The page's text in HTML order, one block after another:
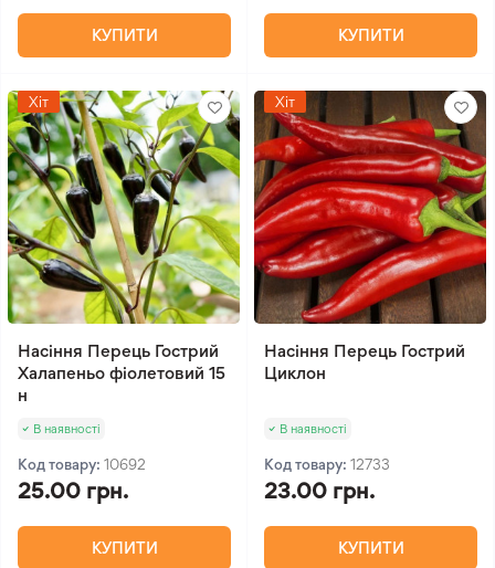
КУПИТИ КУПИТИ
Хіт
Насіння Перець Гострий
Халапеньо фіолетовий 15
н
В наявності
Код товару: 10692
25.00 грн.
КУПИТИ
Хіт
Насіння Перець Гострий
Циклон
В наявності
Код товару: 12733
23.00 грн.
КУПИТИ